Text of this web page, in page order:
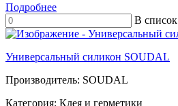
Подробнее
В список
Универсальный силикон SOUDAL
Производитель: SOUDAL
Категория: Клея и герметики